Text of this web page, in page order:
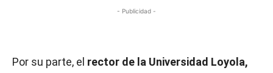
- Publicidad -
Por su parte, el rector de la Universidad Loyola,